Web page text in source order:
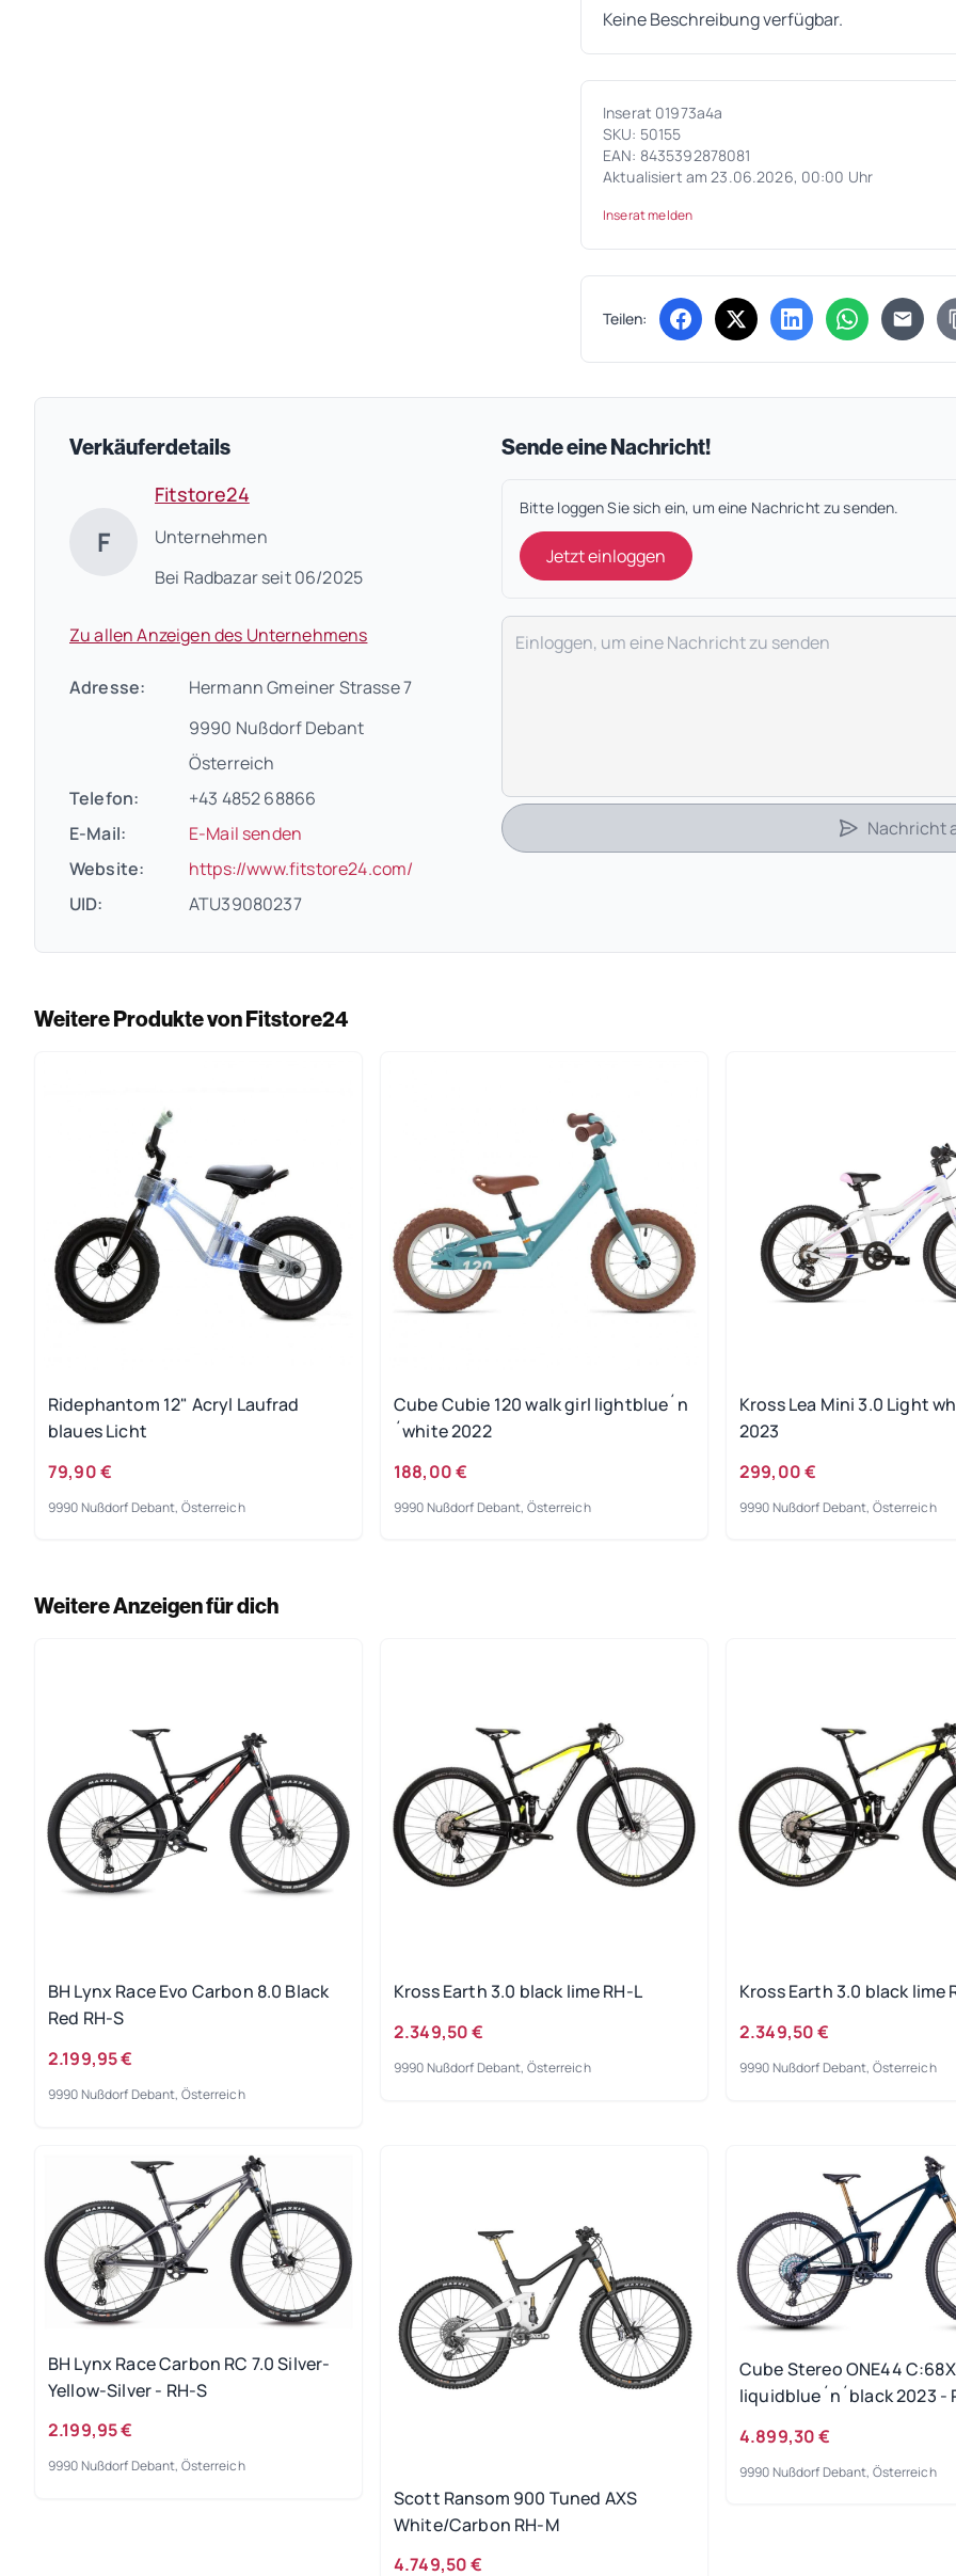
Keine Beschreibung verfügbar.
Inserat 01973a4a
SKU: 50155
EAN: 8435392878081
Aktualisiert am 23.06.2026, 00:00 Uhr
Inserat melden
Teilen: (öffnet in neuem Tab)
(öffnet in neuem Tab)
(öffnet in neuem
(öffnet in
Verkäuferdetails
F
Fitstore24
Unternehmen
Bei Radbazar seit 06/2025
Zu allen Anzeigen des Unternehmens
Adresse:
Hermann Gmeiner Strasse 7
9990 Nußdorf Debant
Österreich
Telefon:
+43 4852 68866
E-Mail:
E-Mail senden
Website:
https://www.fitstore24.com/
UID:
ATU39080237
Sende eine Nachricht!
Bitte loggen Sie sich ein, um eine Nachricht zu senden.
Jetzt einloggen
Deine Nachricht
Nachricht
Weitere Produkte von Fitstore24
Ridephantom 12" Acryl Laufrad
blaues Licht
79,90 €
9990 Nußdorf Debant, Österreich
Cube Cubie 120 walk girl lightblue´n
´white 2022
188,00 €
9990 Nußdorf Debant, Österreich
Kross Lea Mini 3.0 Light
2023
299,00 €
9990 Nußdorf Debant, Österreich
Weitere Anzeigen für dich
BH Lynx Race Evo Carbon 8.0 Black
Red RH-S
2.199,95 €
9990 Nußdorf Debant, Österreich
Kross Earth 3.0 black lime RH-L
2.349,50 €
9990 Nußdorf Debant, Österreich
Kross Earth 3.0 black lime
2.349,50 €
9990 Nußdorf Debant, Österreich
BH Lynx Race Carbon RC 7.0 Silver-
Yellow-Silver - RH-S
2.199,95 €
9990 Nußdorf Debant, Österreich
Scott Ransom 900 Tuned AXS
White/Carbon RH-M
4.749,50 €
Cube Stereo ONE44 C:68X
liquidblue´n´black 2023 -
4.899,30 €
9990 Nußdorf Debant, Österreich